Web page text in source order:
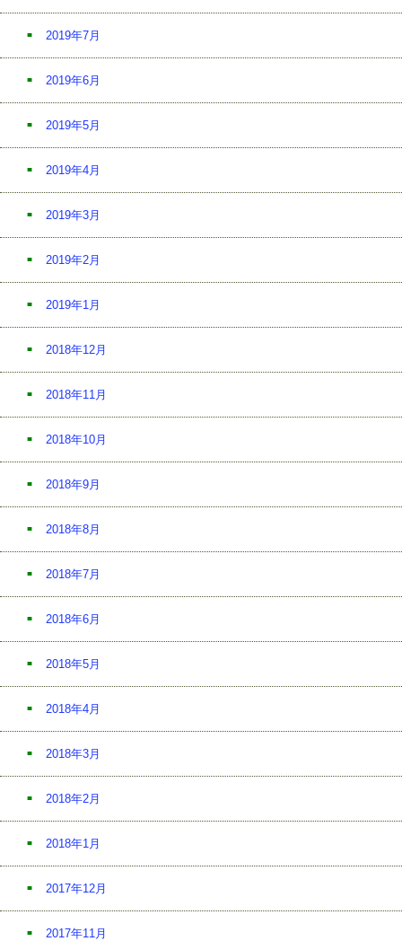
2019年7月
2019年6月
2019年5月
2019年4月
2019年3月
2019年2月
2019年1月
2018年12月
2018年11月
2018年10月
2018年9月
2018年8月
2018年7月
2018年6月
2018年5月
2018年4月
2018年3月
2018年2月
2018年1月
2017年12月
2017年11月